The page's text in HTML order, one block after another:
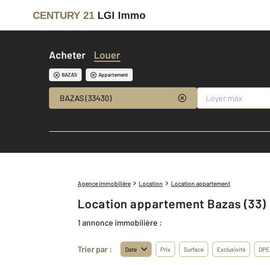
CENTURY 21 LGI Immo
Acheter Louer
BAZAS Appartement
BAZAS (33430)
Agence immobilière Location Location appartement
Location appartement Bazas (33)
1 annonce immobilière :
Trier par : Date Prix Surface Exclusivité DPE